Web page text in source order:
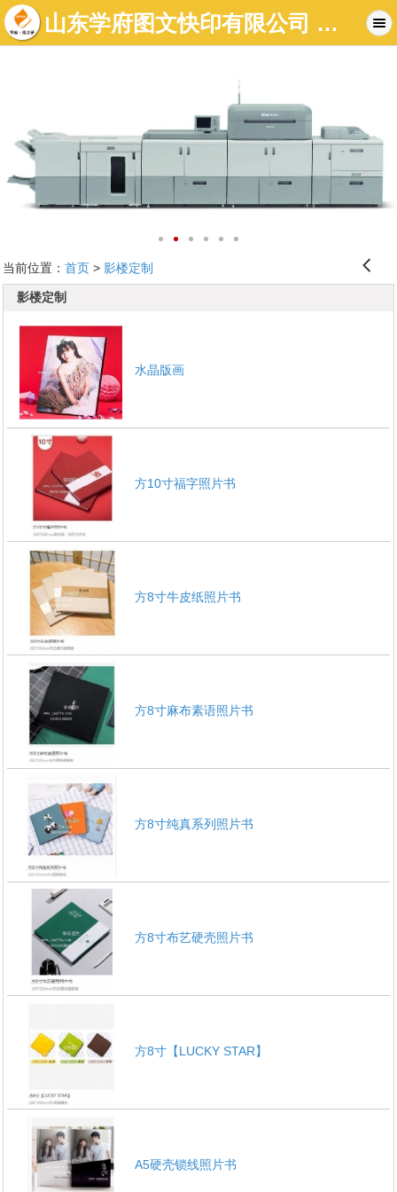
山东学府图文快印有限公司 济南印刷厂图文店|济南标书制作|济南数码印刷-济南画册印刷公司
当前位置： 󰊒
首页> 影楼定制
影楼定制
水晶版画
方10寸福字照片书
方8寸牛皮纸照片书
方8寸麻布素语照片书
方8寸纯真系列照片书
方8寸布艺硬壳照片书
方8寸【LUCKY STAR】
A5硬壳锁线照片书